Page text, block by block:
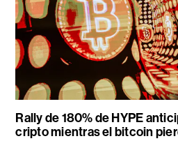
Rally de 180% de HYPE
cripto mientras el bitcoin